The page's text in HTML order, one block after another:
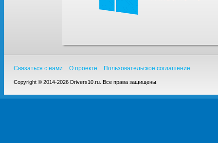
Связаться с нами О проекте Пользовательское соглашение
Copyright © 2014-2026 Drivers10.ru. Все права защищены.